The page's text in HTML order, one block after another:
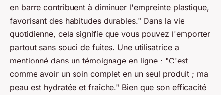
en barre contribuent à diminuer l'empreinte plastique,
favorisant des habitudes durables." Dans la vie
quotidienne, cela signifie que vous pouvez l'emporter
partout sans souci de fuites. Une utilisatrice a
mentionné dans un témoignage en ligne : "C'est
comme avoir un soin complet en un seul produit ; ma
peau est hydratée et fraîche." Bien que son efficacité